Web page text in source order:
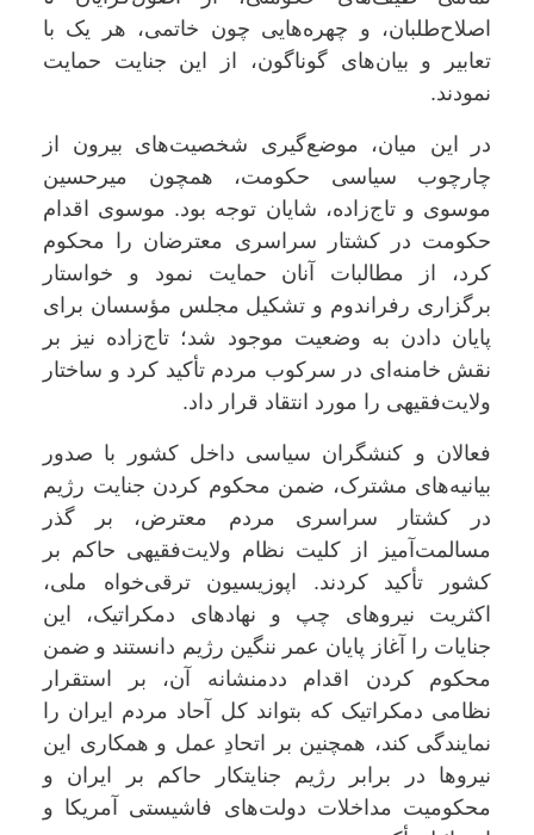
اصلاح‌طلبان، و چهره‌هایی چون خاتمی، هر یک با
تعابیر و بیان‌های گوناگون، از این جنایت حمایت
نمودند.
در این میان، موضع‌گیری شخصیت‌های بیرون از
چارچوب سیاسی حکومت، همچون میرحسین
موسوی و تاج‌زاده، شایان توجه بود. موسوی اقدام
حکومت در کشتار سراسری معترضان را محکوم
کرد، از مطالبات آنان حمایت نمود و خواستار
برگزاری رفراندوم و تشکیل مجلس مؤسسان برای
پایان دادن به وضعیت موجود شد؛ تاج‌زاده نیز بر
نقش خامنه‌ای در سرکوب مردم تأکید کرد و ساختار
ولایت‌فقیهی را مورد انتقاد قرار داد.
فعالان و کنشگران سیاسی داخل کشور با صدور
بیانیه‌های مشترک، ضمن محکوم کردن جنایت رژیم
در کشتار سراسری مردم معترض، بر گذر
مسالمت‌آمیز از کلیت نظام ولایت‌فقیهی حاکم بر
کشور تأکید کردند. اپوزیسیون ترقی‌خواه ملی،
اکثریت نیروهای چپ و نهادهای دمکراتیک، این
جنایات را آغاز پایان عمر ننگین رژیم دانستند و ضمن
محکوم کردن اقدام ددمنشانه آن، بر استقرار
نظامی دمکراتیک که بتواند کل آحاد مردم ایران را
نمایندگی کند، همچنین بر اتحادِ عمل و همکاری این
نیروها در برابر رژیم جنایتکار حاکم بر ایران و
محکومیت مداخلات دولت‌های فاشیستی آمریکا و